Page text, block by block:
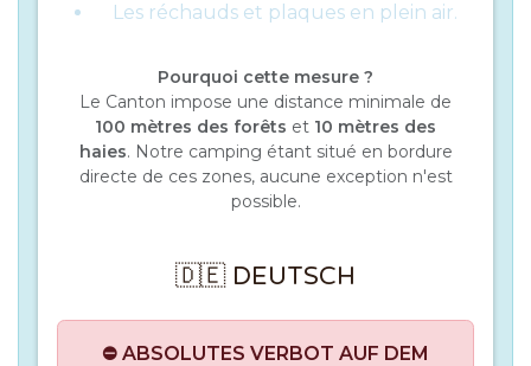
Les réchauds et plaques en plein air.
Pourquoi cette mesure ?
Le Canton impose une distance minimale de
100 mètres des forêts et 10 mètres des
haies. Notre camping étant situé en bordure
directe de ces zones, aucune exception n'est
possible.
🇩🇪 DEUTSCH
⛔ ABSOLUTES VERBOT AUF DEM